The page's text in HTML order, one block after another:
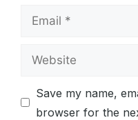
Email
Website
Save my name,
browser for the